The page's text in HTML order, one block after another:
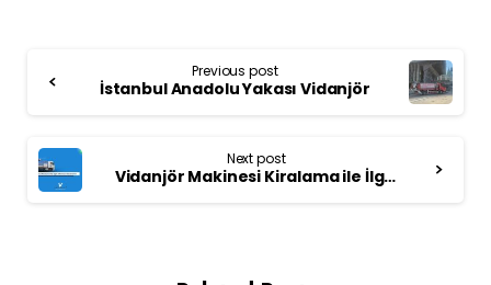
Reading
Previous post
İstanbul Anadolu Yakası Vidanjör
Next post
Vidanjör Makinesi Kiralama ile İlgili Bilinmesi Gerekenler